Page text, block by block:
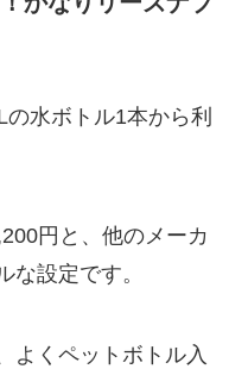
水ボトル1本から利
円と、他のメーカ
な設定です。
よくペットボトル入